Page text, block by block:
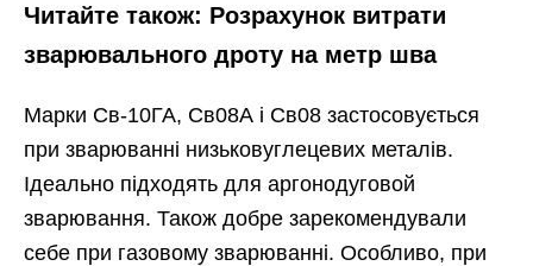
Читайте також: Розрахунок витрати
зварювального дроту на метр шва
Марки Св-10ГА, Св08А і Св08 застосовується
при зварюванні низьковуглецевих металів.
Ідеально підходять для аргонодуговой
зварювання. Також добре зарекомендували
себе при газовому зварюванні. Особливо, при